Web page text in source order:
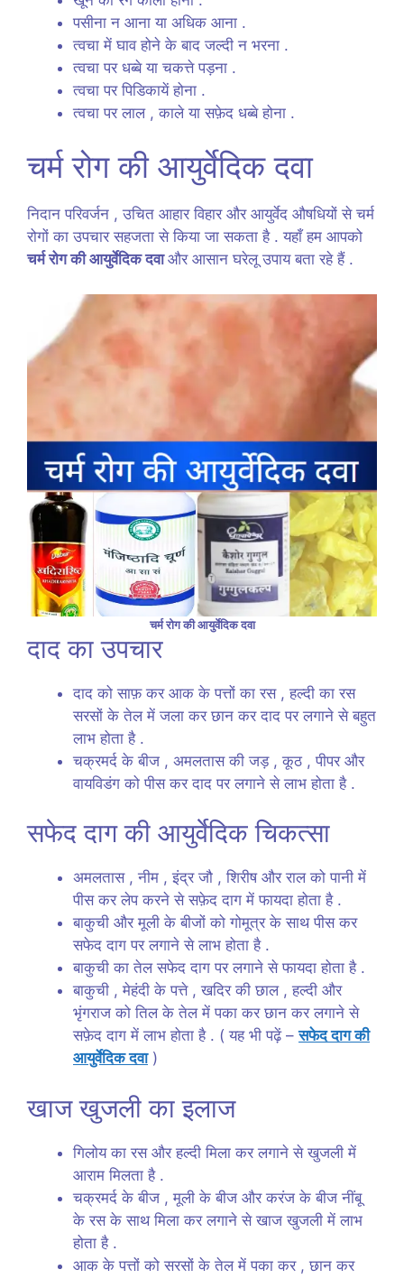
पसीना न आना या अधिक आना .
त्वचा में घाव होने के बाद जल्दी न भरना .
त्वचा पर धब्बे या चकत्ते पड़ना .
त्वचा पर पिडिकायें होना .
त्वचा पर लाल , काले या सफ़ेद धब्बे होना .
चर्म रोग की आयुर्वेदिक दवा
निदान परिवर्जन , उचित आहार विहार और आयुर्वेद औषधियों से चर्म
रोगों का उपचार सहजता से किया जा सकता है . यहाँ हम आपको
चर्म रोग की आयुर्वेदिक दवाऔर आसान घरेलू उपाय बता रहे हैं .
चर्म रोग की आयुर्वेदिक दवा
दाद का उपचार
दाद को साफ़ कर आक के पत्तों का रस , हल्दी का रस
सरसों के तेल में जला कर छान कर दाद पर लगाने से बहुत
लाभ होता है .
चक्रमर्द के बीज , अमलतास की जड़ , कूठ , पीपर और
वायविडंग को पीस कर दाद पर लगाने से लाभ होता है .
सफेद दाग की आयुर्वेदिक चिकत्सा
अमलतास , नीम , इंद्र जौ , शिरीष और राल को पानी में
पीस कर लेप करने से सफ़ेद दाग में फायदा होता है .
बाकुची और मूली के बीजों को गोमूत्र के साथ पीस कर
सफेद दाग पर लगाने से लाभ होता है .
बाकुची का तेल सफेद दाग पर लगाने से फायदा होता है .
बाकुची , मेहंदी के पत्ते , खदिर की छाल , हल्दी और
भृंगराज को तिल के तेल में पका कर छान कर लगाने से
सफ़ेद दाग में लाभ होता है . ( यह भी पढ़ें –सफेद दाग की
आयुर्वेदिक दवा)
खाज खुजली का इलाज
गिलोय का रस और हल्दी मिला कर लगाने से खुजली में
आराम मिलता है .
चक्रमर्द के बीज , मूली के बीज और करंज के बीज नींबू
के रस के साथ मिला कर लगाने से खाज खुजली में लाभ
होता है .
आक के पत्तों को सरसों के तेल में पका कर , छान कर